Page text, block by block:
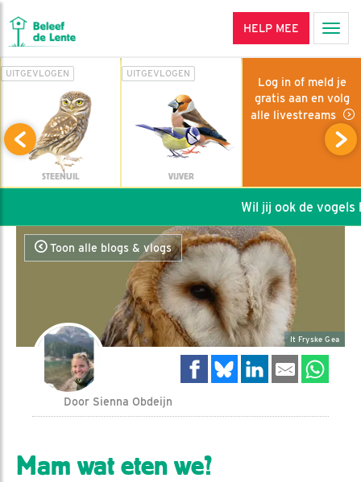
HELP MEE
UITGEVLOGEN
STEENUIL
UITGEVLOGEN
VIJVER
Log in of meld je
gratis aan en volg
alle livestreams
Wil jij ook de vogels
Toon alle blogs & vlogs
It Fryske Gea
Door Sienna Obdeijn
Mam wat eten we?